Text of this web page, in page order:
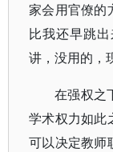
家会用官僚的
比我还早跳
讲，没用的，
在强权之
学术权力如此
可以决定教师